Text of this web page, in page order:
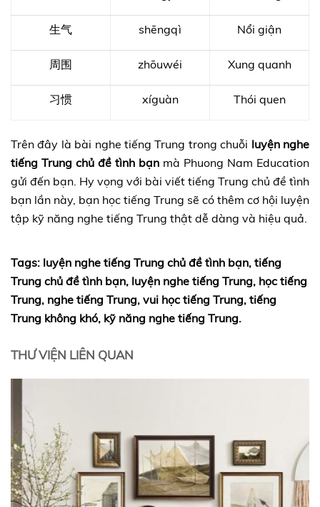
生气 shēngqì Nổi giận
周围 zhōuwéi Xung quanh
习惯 xíguàn Thói quen
Trên đây là bài nghe tiếng Trung trong chuỗi luyện nghe
tiếng Trung chủ đề tình bạn mà Phuong Nam Education
gửi đến bạn. Hy vọng với bài viết tiếng Trung chủ đề tình
bạn lần này, bạn học tiếng Trung sẽ có thêm cơ hội luyện
tập kỹ năng nghe tiếng Trung thật dễ dàng và hiệu quả.
Tags: luyện nghe tiếng Trung chủ đề tình bạn, tiếng
Trung chủ đề tình bạn, luyện nghe tiếng Trung, học tiếng
Trung, nghe tiếng Trung, vui học tiếng Trung, tiếng
Trung không khó, kỹ năng nghe tiếng Trung.
THƯ VIỆN LIÊN QUAN